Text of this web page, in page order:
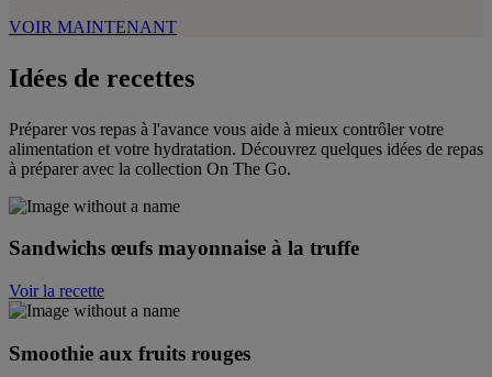
VOIR MAINTENANT
Idées de recettes
Préparer vos repas à l'avance vous aide à mieux contrôler votre
alimentation et votre hydratation. Découvrez quelques idées de repas
à préparer avec la collection On The Go.
Sandwichs œufs mayonnaise à la truffe
Voir la recette
Smoothie aux fruits rouges